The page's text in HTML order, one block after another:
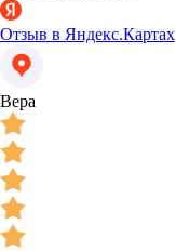
Отзыв в Яндекс.Картах
Вера